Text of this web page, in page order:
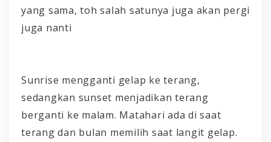
yang sama, toh salah satunya juga akan pergi
juga nanti
Sunrise mengganti gelap ke terang,
sedangkan sunset menjadikan terang
berganti ke malam. Matahari ada di saat
terang dan bulan memilih saat langit gelap.